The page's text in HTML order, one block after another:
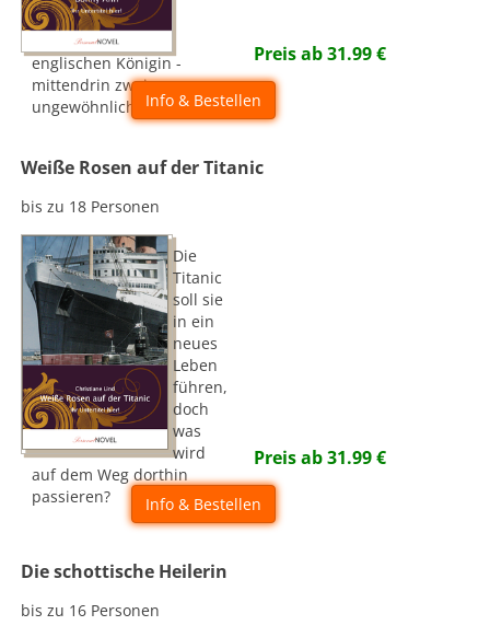
englischen Königin -
mittendrin zwei
ungewöhnliche Frauen
Preis ab31.99€
Info & Bestellen
Weiße Rosen auf der Titanic
bis zu 18 Personen
Die
Titanic
soll sie
in ein
neues
Leben
führen,
doch
was
wird
auf dem Weg dorthin
passieren?
Preis ab31.99€
Info & Bestellen
Die schottische Heilerin
bis zu 16 Personen